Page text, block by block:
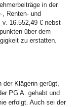
in der
Renten- und
16.552,49 € nebst
über dem
zu erstatten.
der Klägerin gerügt,
PG A. gehabt und
erfolgt. Auch sei der